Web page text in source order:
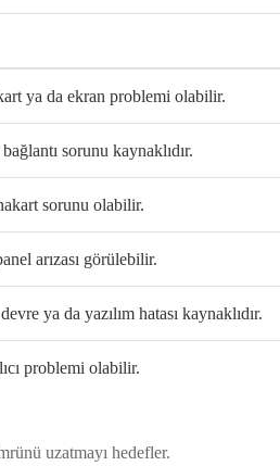
ya da ekran problemi olabilir.
sorunu kaynaklıdır.
sorunu olabilir.
arızası görülebilir.
devre ya da yazılım hatası kaynaklıdır.
problemi olabilir.
uzatmayı hedefler.